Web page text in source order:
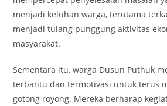
menjadi keluhan warga, terutama
menjadi tulang punggung aktivitas
masyarakat.
Sementara itu, warga Dusun Puthuk
terbantu dan termotivasi untuk terus
gotong royong. Mereka berharap